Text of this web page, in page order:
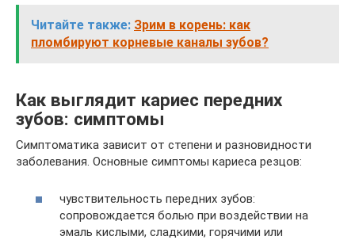
Читайте также: Зрим в корень: как
пломбируют корневые каналы зубов?
Как выглядит кариес передних
зубов: симптомы
Симптоматика зависит от степени и разновидности
заболевания. Основные симптомы кариеса резцов:
чувствительность передних зубов:
сопровождается болью при воздействии на
эмаль кислыми, сладкими, горячими или